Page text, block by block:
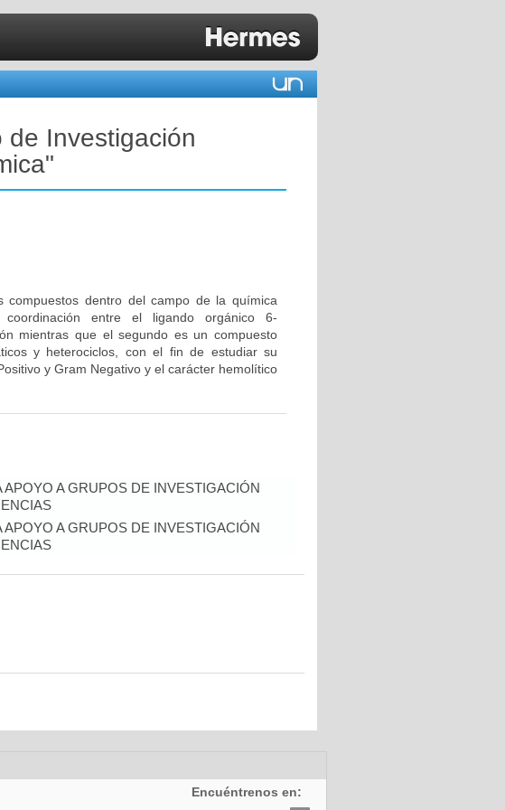
de Investigación
dentro del campo de la química
entre el ligando orgánico 6-
mientras que el segundo es un compuesto
y heterociclos, con el fin de estudiar su
y Gram Negativo y el carácter hemolítico
APOYO A GRUPOS DE INVESTIGACIÓN
APOYO A GRUPOS DE INVESTIGACIÓN
Encuéntrenos en: